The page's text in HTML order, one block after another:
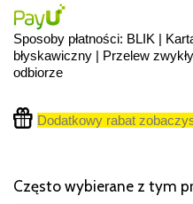
Sposoby płatności: BLIK |
błyskawiczny | Przelew
odbiorze
Dodatkowy rabat
Często wybierane z tym